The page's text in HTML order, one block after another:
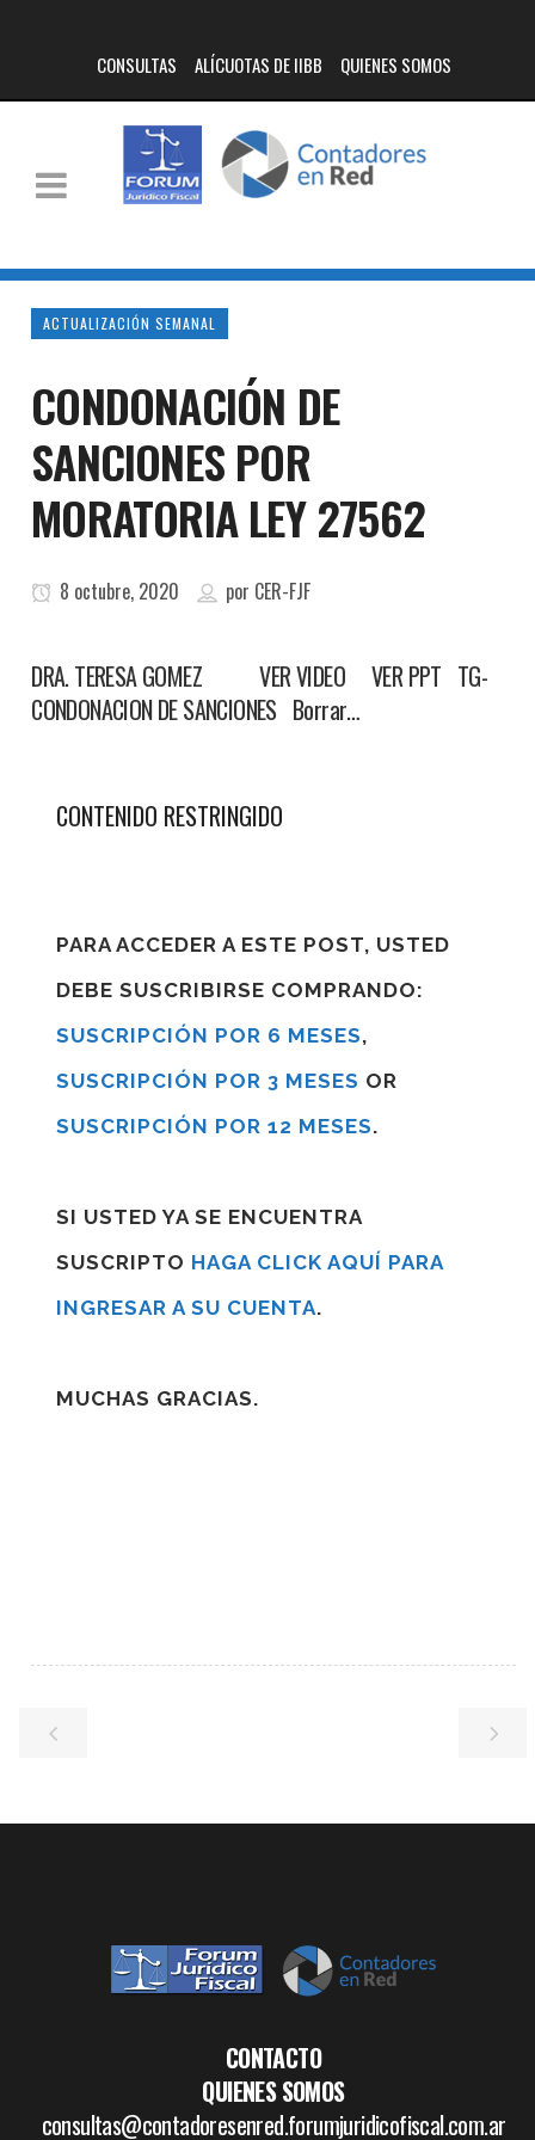
CONSULTAS ALÍCUOTAS DE IIBB QUIENES SOMOS
ACTUALIZACIÓN SEMANAL
CONDONACIÓN DE
SANCIONES POR
MORATORIA LEY 27562
8 octubre, 2020 por CER-FJF
DRA. TERESA GOMEZ VER VIDEO VER PPT TG-
CONDONACION DE SANCIONES Borrar…
CONTENIDO RESTRINGIDO
PARA ACCEDER A ESTE POST, USTED
DEBE SUSCRIBIRSE COMPRANDO:
SUSCRIPCIÓN POR 6 MESES,
SUSCRIPCIÓN POR 3 MESES OR
SUSCRIPCIÓN POR 12 MESES.
SI USTED YA SE ENCUENTRA
SUSCRIPTO HAGA CLICK AQUÍ PARA
INGRESAR A SU CUENTA.
MUCHAS GRACIAS.
CONTACTO
QUIENES SOMOS
consultas@contadoresenred.forumjuridicofiscal.com.ar